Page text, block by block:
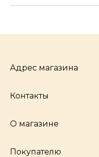
Адрес магазина
Челябинск,
Контакты
О магазине
Наши истории
Покупателю